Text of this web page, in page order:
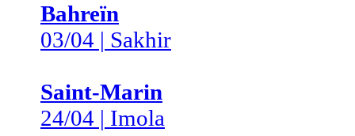
Bahreïn
03/04 | Sakhir
Saint-Marin
24/04 | Imola